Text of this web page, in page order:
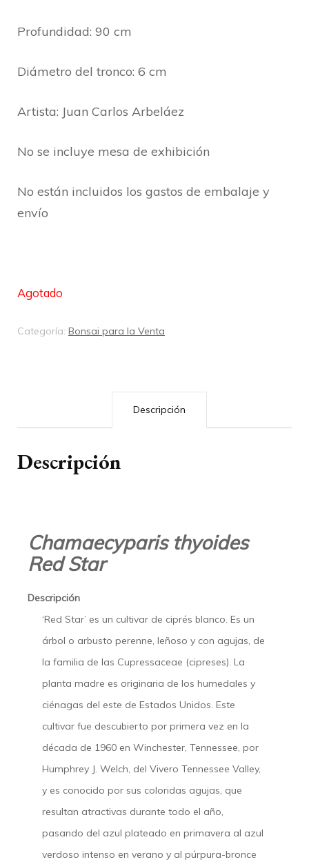
Profundidad: 90 cm
Diámetro del tronco: 6 cm
Artista: Juan Carlos Arbeláez
No se incluye mesa de exhibición
No están incluidos los gastos de embalaje y
envío
Agotado
Categoría: Bonsai para la Venta
Descripción
Descripción
Chamaecyparis thyoides
Red Star
Descripción
‘Red Star’ es un cultivar de ciprés blanco. Es un
árbol o arbusto perenne, leñoso y con agujas, de
la familia de las Cupressaceae (cipreses). La
planta madre es originaria de los humedales y
ciénagas del este de Estados Unidos. Este
cultivar fue descubierto por primera vez en la
década de 1960 en Winchester, Tennessee, por
Humphrey J. Welch, del Vivero Tennessee Valley,
y es conocido por sus coloridas agujas, que
resultan atractivas durante todo el año,
pasando del azul plateado en primavera al azul
verdoso intenso en verano y al púrpura-bronce